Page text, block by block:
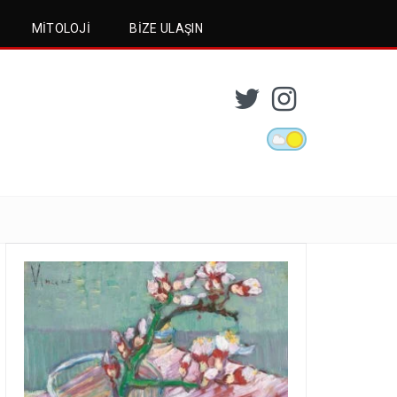
MITOLOJI BIZE ULAŞIN